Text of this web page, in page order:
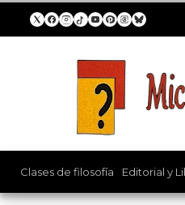
Clases de filosofía Editorial y